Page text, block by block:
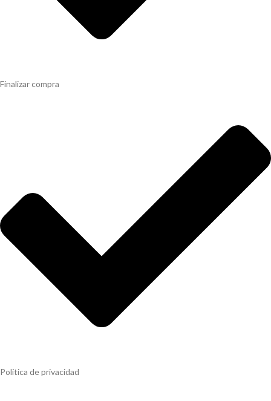
Finalizar compra
Política de privacidad